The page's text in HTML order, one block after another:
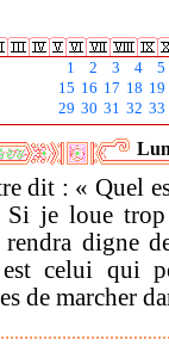
1 2 3 4
5
15 16 17 18 19
29 30 31 32 33
dit : « Quel
Si je loue
digne
celui qui
de marcher